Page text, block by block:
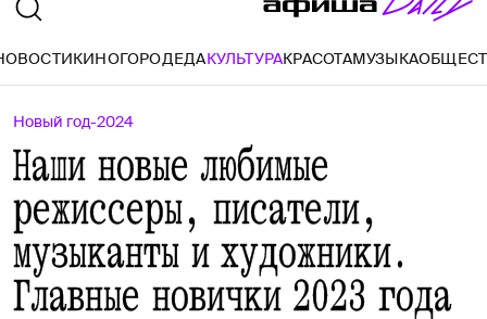
КИНОГОРОДЕДАКУЛЬТУРАКРАСОТАМУЗЫКА
Новый год-2024
Наши новые любимые
режиссеры, писатели,
музыканты и художники.
Главные новички 2023 года